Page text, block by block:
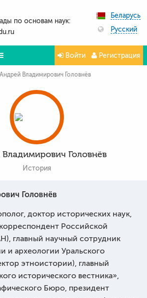
по основам наук:
Беларусь
Русский
Войти Регистрация
Андрей Владимирович Головнёв
Головнёв
История
Головнёв
доктор исторических наук,
Российской
главный научный сотрудник
и археологии Уральского
этноистории), главный
исторического вестника»,
Бюро, президент